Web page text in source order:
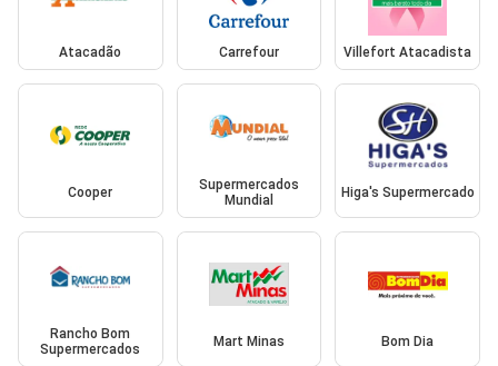
Atacadão Carrefour Villefort Atacadista
Cooper
Supermercados
Mundial
Higa's Supermercado
Rancho Bom
Supermercados
Mart Minas Bom Dia